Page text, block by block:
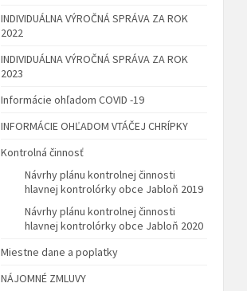
INDIVIDUÁLNA VÝROČNÁ SPRÁVA ZA ROK
2022
INDIVIDUÁLNA VÝROČNÁ SPRÁVA ZA ROK
2023
Informácie ohľadom COVID -19
INFORMÁCIE OHĽADOM VTÁČEJ CHRÍPKY
Kontrolná činnosť
Návrhy plánu kontrolnej činnosti
hlavnej kontrolórky obce Jabloň 2019
Návrhy plánu kontrolnej činnosti
hlavnej kontrolórky obce Jabloň 2020
Miestne dane a poplatky
NÁJOMNÉ ZMLUVY